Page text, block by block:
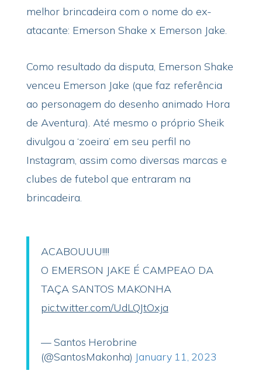
melhor brincadeira com o nome do ex-
atacante: Emerson Shake x Emerson Jake.
Como resultado da disputa, Emerson Shake
venceu Emerson Jake (que faz referência
ao personagem do desenho animado Hora
de Aventura). Até mesmo o próprio Sheik
divulgou a ‘zoeira’ em seu perfil no
Instagram, assim como diversas marcas e
clubes de futebol que entraram na
brincadeira.
ACABOUUU!!!!
O EMERSON JAKE É CAMPEAO DA
TAÇA SANTOS MAKONHA
pic.twitter.com/UdLQJtOxja
— Santos Herobrine
(@SantosMakonha) January 11, 2023